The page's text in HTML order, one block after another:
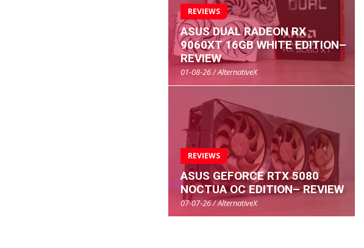
REVIEWS
ASUS DUAL RADEON RX
9060XT 16GB WHITE EDITION–
REVIEW
01-08-26 / AlternativeX
REVIEWS
ASUS GEFORCE RTX 5080
NOCTUA OC EDITION– REVIEW
07-07-26 / AlternativeX